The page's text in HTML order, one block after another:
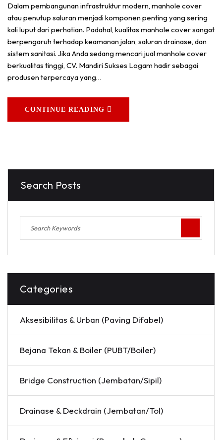
Dalam pembangunan infrastruktur modern, manhole cover
atau penutup saluran menjadi komponen penting yang sering
kali luput dari perhatian. Padahal, kualitas manhole cover sangat
berpengaruh terhadap keamanan jalan, saluran drainase, dan
sistem sanitasi. Jika Anda sedang mencari jual manhole cover
berkualitas tinggi, CV. Mandiri Sukses Logam hadir sebagai
produsen terpercaya yang…
CONTINUE READING
Search Posts
Categories
Aksesibilitas & Urban (Paving Difabel)
Bejana Tekan & Boiler (PUBT/Boiler)
Bridge Construction (Jembatan/Sipil)
Drainase & Deckdrain (Jembatan/Tol)